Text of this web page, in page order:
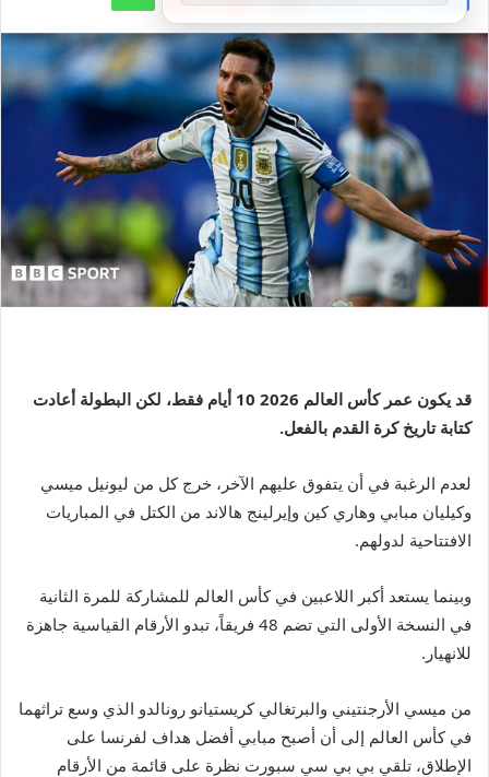
قد يكون عمر كأس العالم 2026 10 أيام فقط، لكن البطولة أعادت
كتابة تاريخ كرة القدم بالفعل.
لعدم الرغبة في أن يتفوق عليهم الآخر، خرج كل من ليونيل ميسي
وكيليان مبابي وهاري كين وإيرلينج هالاند من الكتل في المباريات
الافتتاحية لدولهم.
وبينما يستعد أكبر اللاعبين في كأس العالم للمشاركة للمرة الثانية
في النسخة الأولى التي تضم 48 فريقاً، تبدو الأرقام القياسية جاهزة
للانهيار.
من ميسي الأرجنتيني والبرتغالي كريستيانو رونالدو الذي وسع تراثهما
في كأس العالم إلى أن أصبح مبابي أفضل هداف لفرنسا على
الإطلاق، تلقي بي بي سي سبورت نظرة على قائمة من الأرقام